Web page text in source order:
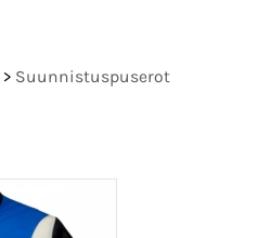
> Suunnistuspuserot